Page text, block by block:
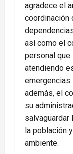
agradece el
coordinación
así como el
personal que
atendiendo
además, el
su
salvaguardar
la población
ambiente.